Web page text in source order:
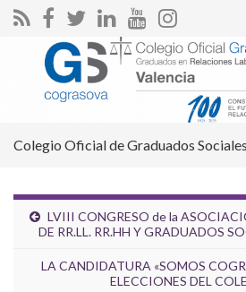
Search for:
Colegio Oficial de Graduados
LVIII CONGRESO de la
DE RR.LL. RR.HH Y GRADUADOS
LA CANDIDATURA «SOMOS
ELECCIONES DEL